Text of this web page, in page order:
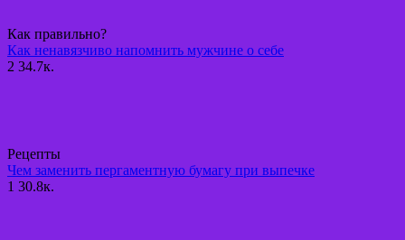
Как правильно?
Как ненавязчиво напомнить мужчине о себе
2 34.7к.
Рецепты
Чем заменить пергаментную бумагу при выпечке
1 30.8к.